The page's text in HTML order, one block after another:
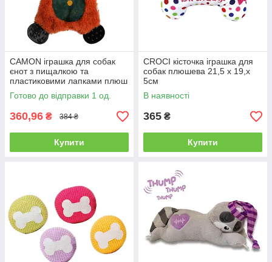
CAMON іграшка для собак
єнот з пищалкою та
пластиковими лапками плюш
26 см
Готово до відправки 1 од.
360,96 ₴ 384 ₴
Купити
CROCI кісточка іграшка для
собак плюшева 21,5 х 19,х
5см
В наявності
365 ₴
Купити